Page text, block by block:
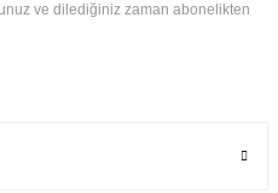
ve dilediğiniz zaman abonelikten